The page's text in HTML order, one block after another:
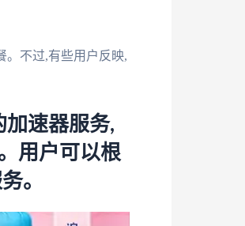
。不过,有些用户反映,
加速器服务,
用户可以根
。